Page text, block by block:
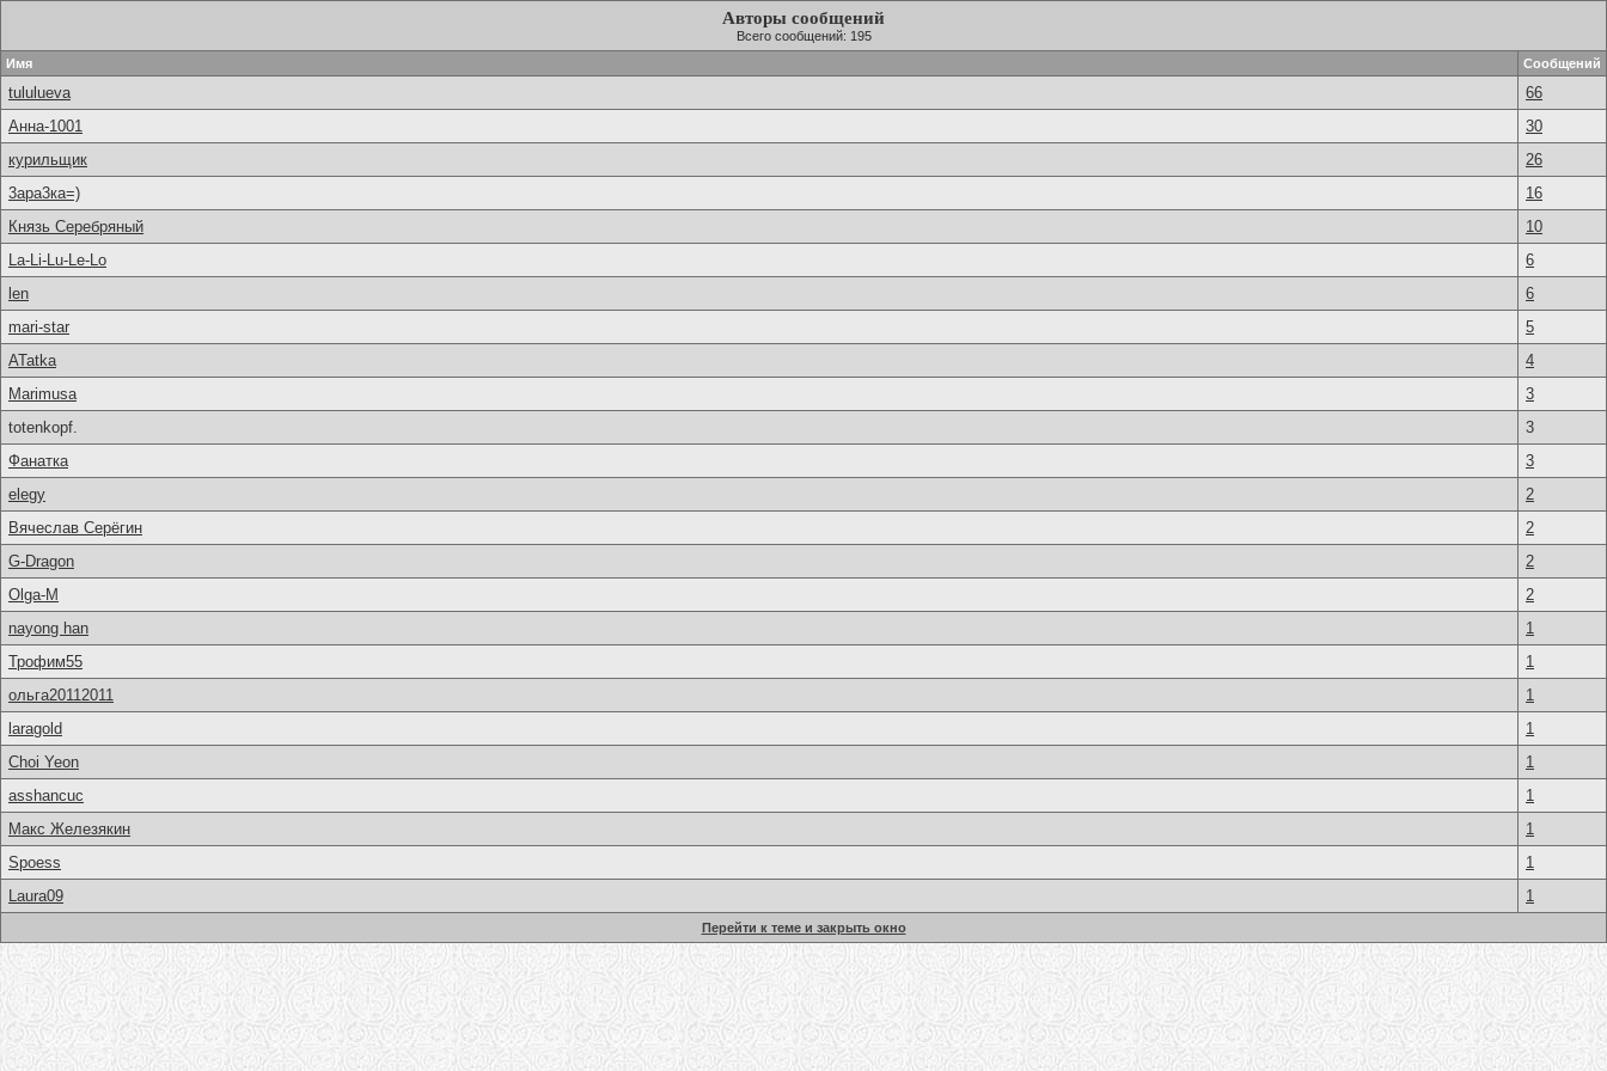
Авторы сообщений
Всего сообщений: 195
Имя
Сообщений
tululueva
66
Анна-1001
30
курильщик
26
3ара3ка=)
16
Князь Серебряный
10
La-Li-Lu-Le-Lo
6
len
6
mari-star
5
ATatka
4
Marimusa
3
totenkopf.
3
Фанатка
3
elegy
2
Вячеслав Серёгин
2
G-Dragon
2
Olga-M
2
nayong han
1
Трофим55
1
ольга20112011
1
laragold
1
Choi Yeon
1
asshancuc
1
Макс Железякин
1
Spoess
1
Laura09
1
Перейти к теме и закрыть окно